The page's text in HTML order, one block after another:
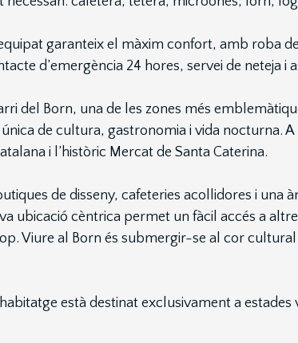
garanteix el màxim confort, amb roba
d’emergència 24 hores, servei de neteja i
del Born, una de les zones més
de cultura, gastronomia i vida nocturna.
i l’històric Mercat de Santa Caterina.
de disseny, cafeteries acollidores i
ubicació cèntrica permet un fàcil accés a
Viure al Born és submergir-se al cor
està destinat exclusivament a